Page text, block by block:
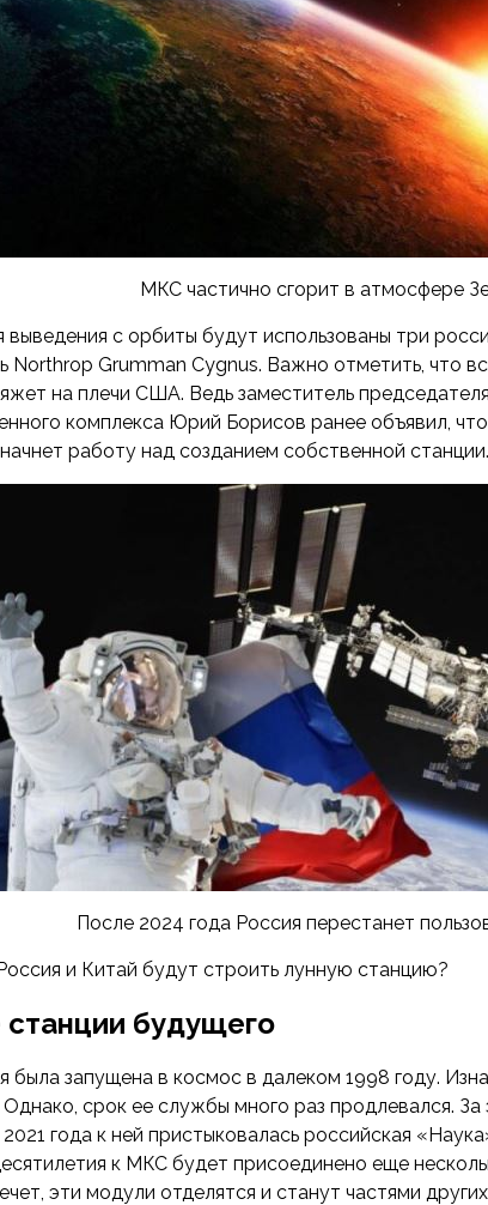
МКС частично сгорит в атмосфере
с орбиты будут использованы три
Northrop Grumman Cygnus. Важно отметить, что
на плечи США. Ведь заместитель
комплекса Юрий Борисов ранее объявил,
работу над созданием собственной станции.
После 2024 года Россия перестанет
и Китай будут строить лунную станцию?
будущего
была запущена в космос в далеком 1998 году.
срок ее службы много раз продлевался.
года к ней пристыковалась российская
к МКС будет присоединено еще
эти модули отделятся и станут частями